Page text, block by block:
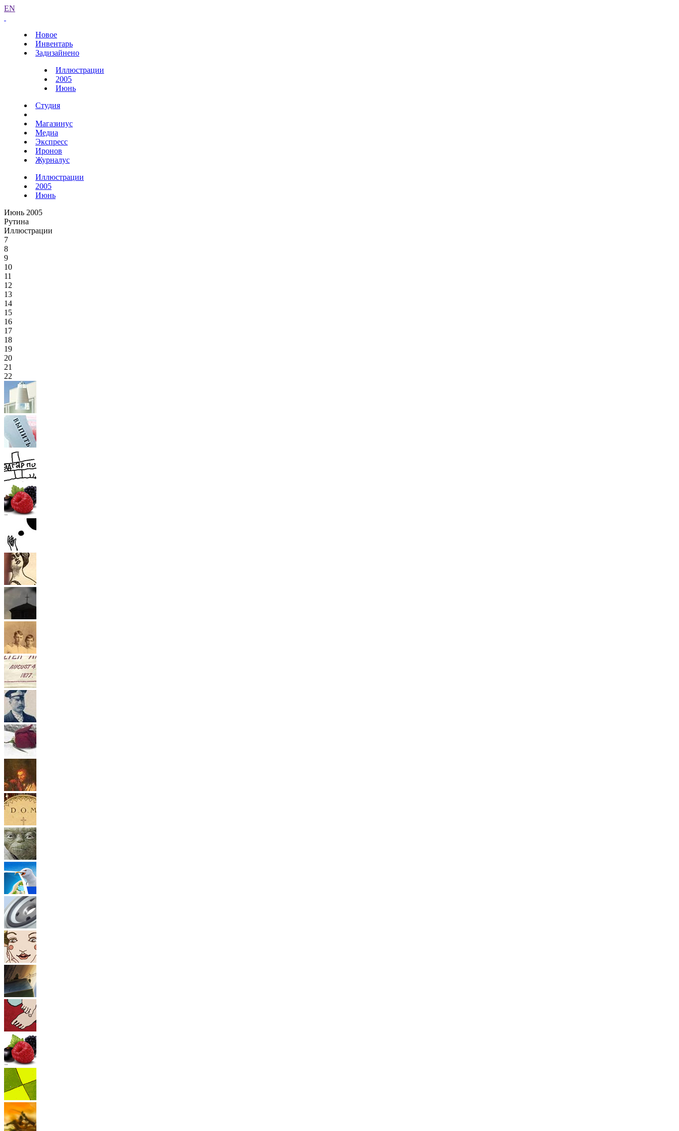
EN
Новое
Инвентарь
Задизайнено
Иллюстрации
2005
Июнь
Студия
Магазинус
Медиа
Экспресс
Иронов
Журналус
Иллюстрации
2005
Июнь
Июнь 2005
Рутина
Иллюстрации
7
8
9
10
11
12
13
14
15
16
17
18
19
20
21
22